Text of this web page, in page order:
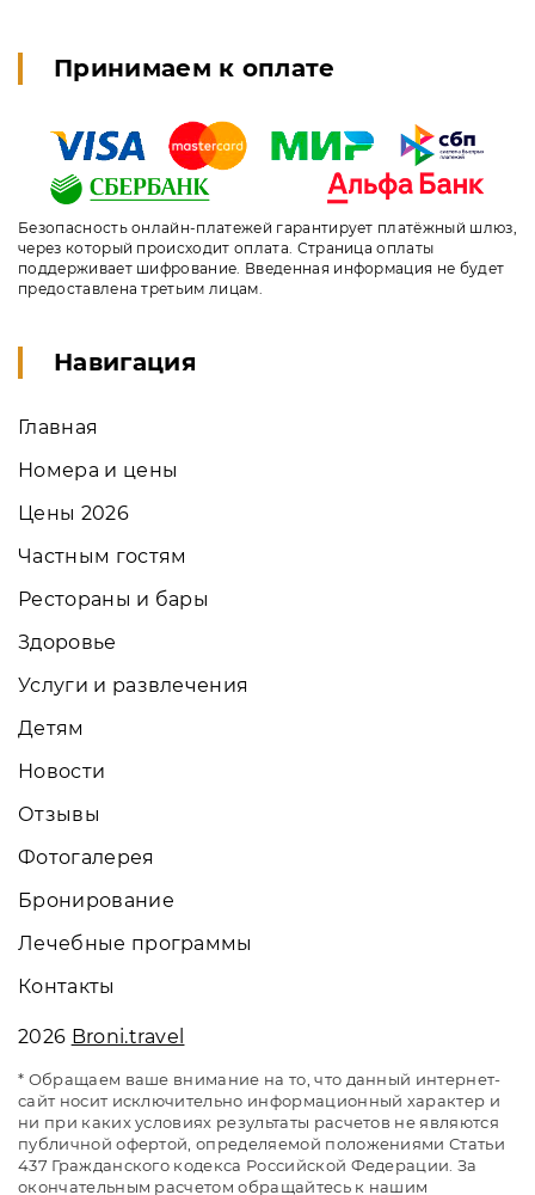
Принимаем к оплате
Безопасность онлайн-платежей гарантирует платёжный шлюз,
через который происходит оплата. Страница оплаты
поддерживает шифрование. Введенная информация не будет
предоставлена третьим лицам.
Навигация
Главная
Номера и цены
Цены 2026
Частным гостям
Рестораны и бары
Здоровье
Услуги и развлечения
Детям
Новости
Отзывы
Фотогалерея
Бронирование
Лечебные программы
Контакты
2026 Broni.travel
* Обращаем ваше внимание на то, что данный интернет-
сайт носит исключительно информационный характер и
ни при каких условиях результаты расчетов не являются
публичной офертой, определяемой положениями Статьи
437 Гражданского кодекса Российской Федерации. За
окончательным расчетом обращайтесь к нашим